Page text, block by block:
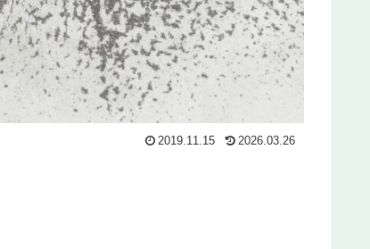
2019.11.15 2026.03.26